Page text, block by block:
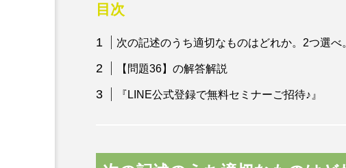
目次
次の記述のうち適切なものはどれか。2つ選べ
【問題36】の解答解説
『LINE公式登録で無料セミナーご招待♪』